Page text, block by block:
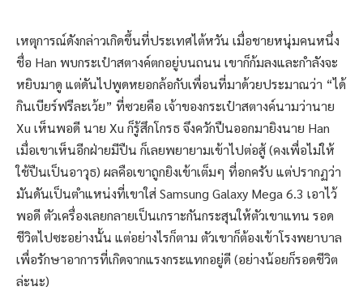
เหตุการณ์ดังกล่าวเกิดขึ้นที่ประเทศไต้หวัน เมื่อชายหนุ่มคนหนึ่ง
ชื่อ Han พบกระเป๋าสตางค์ตกอยู่บนถนน เขาก็ก้มลงและกำลังจะ
หยิบมาดู แต่ดันไปพูดหยอกล้อกับเพื่อนที่มาด้วยประมาณว่า “ได้
กินเบียร์ฟรีละเว้ย” ที่ซวยคือ เจ้าของกระเป๋าสตางค์นามว่านาย
Xu เห็นพอดี นาย Xu ก็รู้สึกโกรธ จึงควักปืนออกมายิงนาย Han
เมื่อเขาเห็นอีกฝ่ายมีปืน ก็เลยพยายามเข้าไปต่อสู้ (คงเพื่อไม่ให้
ใช้ปืนเป็นอาวุธ) ผลคือเขาถูกยิงเข้าเต็มๆ ที่อกครับ แต่ปรากฏว่า
มันดันเป็นตำแหน่งที่เขาใส่ Samsung Galaxy Mega 6.3 เอาไว้
พอดี ตัวเครื่องเลยกลายเป็นเกราะกันกระสุนให้ตัวเขาแทน รอด
ชีวิตไปซะอย่างนั้น แต่อย่างไรก็ตาม ตัวเขาก็ต้องเข้าโรงพยาบาล
เพื่อรักษาอาการที่เกิดจากแรงกระแทกอยู่ดี (อย่างน้อยก็รอดชีวิต
ล่ะนะ)